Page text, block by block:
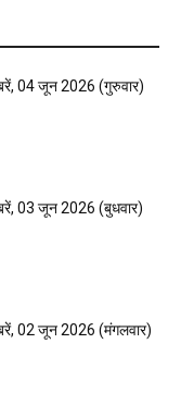
04 जून 2026 (गुरुवार)
03 जून 2026 (बुधवार)
02 जून 2026 (मंगलवार)